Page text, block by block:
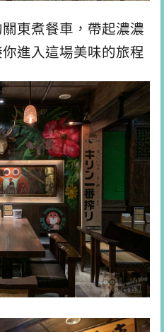
東煮餐車，帶起濃濃
進入這場美味的旅程